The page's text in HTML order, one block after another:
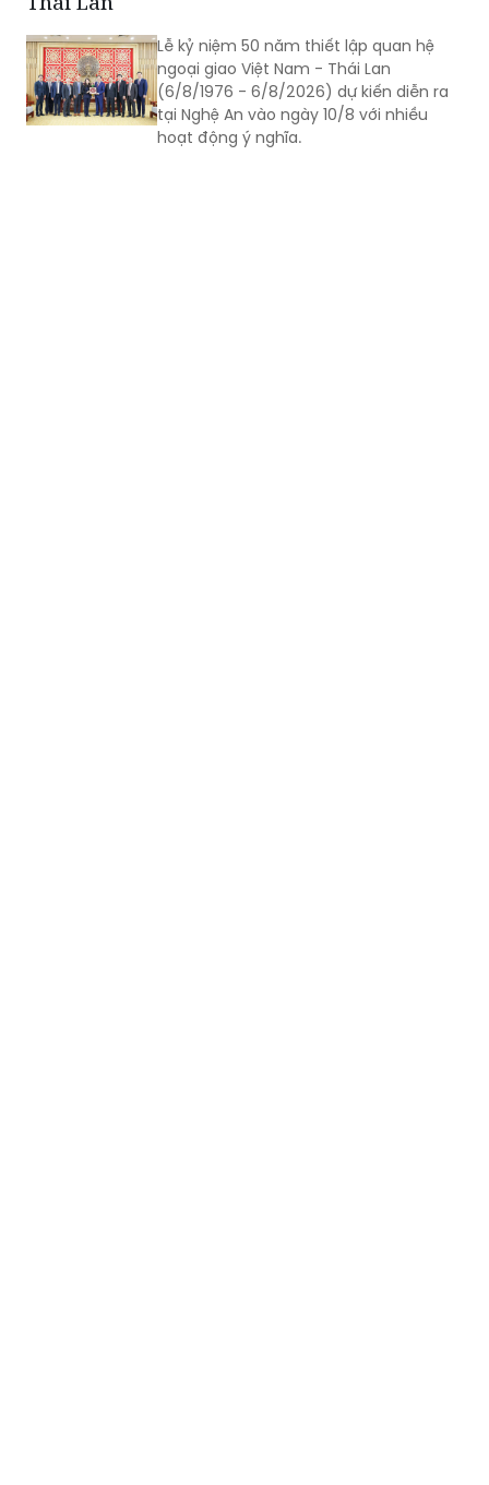
Lễ kỷ niệm 50 năm thiết lập quan hệ
ngoại giao Việt Nam - Thái Lan
(6/8/1976 - 6/8/2026) dự kiến diễn ra
tại Nghệ An vào ngày 10/8 với nhiều
hoạt động ý nghĩa.